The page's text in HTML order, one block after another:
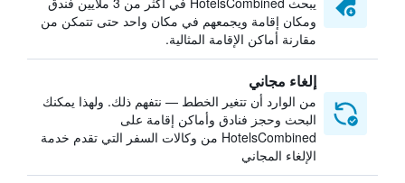
ومكان إقامة ويجمعهم في مكان واحد حتى تتمكن من
مقارنة أماكن الإقامة المثالية.
إلغاء مجاني
من الوارد أن تتغير الخطط — نتفهم ذلك. ولهذا يمكنك
البحث وحجز فنادق وأماكن إقامة على
HotelsCombined من وكالات السفر التي تقدم خدمة
الإلغاء المجاني